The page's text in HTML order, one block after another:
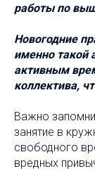
работы по
Новогодние
именно такой
активным
коллектива,
Важно
занятие в
свободного
вредных